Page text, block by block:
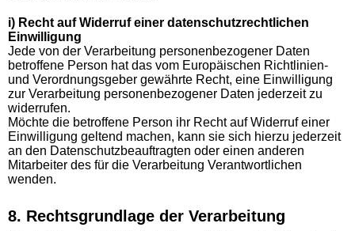
i) Recht auf Widerruf einer datenschutzrechtlichen
Einwilligung
Jede von der Verarbeitung personenbezogener Daten
betroffene Person hat das vom Europäischen Richtlinien-
und Verordnungsgeber gewährte Recht, eine Einwilligung
zur Verarbeitung personenbezogener Daten jederzeit zu
widerrufen.
Möchte die betroffene Person ihr Recht auf Widerruf einer
Einwilligung geltend machen, kann sie sich hierzu jederzeit
an den Datenschutzbeauftragten oder einen anderen
Mitarbeiter des für die Verarbeitung Verantwortlichen
wenden.
8. Rechtsgrundlage der Verarbeitung